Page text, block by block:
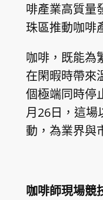
啡產業高質量
珠區推動咖啡
咖啡，既能為
在閑暇時帶來
個極端同時停
月26日，這場
動，為業界與
咖啡師現場